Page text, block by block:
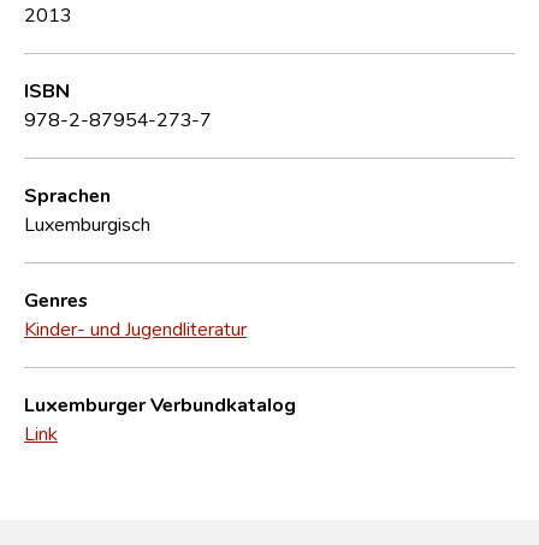
2013
ISBN
978-2-87954-273-7
Sprachen
Luxemburgisch
Genres
Kinder- und Jugendliteratur
Luxemburger Verbundkatalog
Link